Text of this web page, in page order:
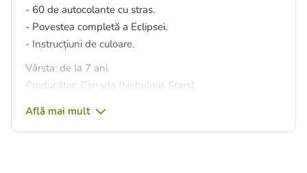
- 60 de autocolante cu stras.
- Povestea completă a Eclipsei.
- Instrucțiuni de culoare.
Vârsta: de la 7 ani.
Producător: Canada (Nebulous Stars).
Află mai mult